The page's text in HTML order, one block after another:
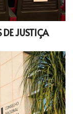
JUSTIÇA